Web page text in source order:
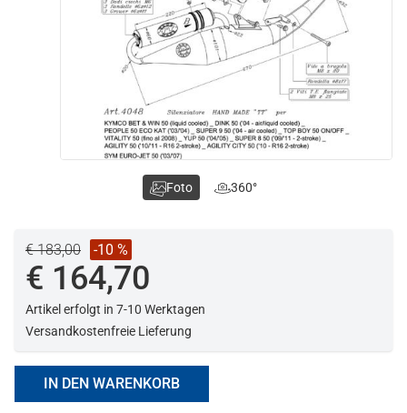
€ 183,00 -10 %
€ 164,70
Artikel erfolgt in 7-10 Werktagen
Versandkostenfreie Lieferung
IN DEN WARENKORB
Foto 360°